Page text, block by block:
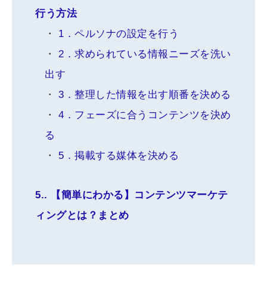
行う方法
1．ペルソナの設定を行う
2．求められている情報ニーズを洗い
出す
3．整理した情報を出す順番を決める
4．フェーズに合うコンテンツを決め
る
5．掲載する媒体を決める
5.
【簡単にわかる】コンテンツマーケテ
ィングとは？まとめ